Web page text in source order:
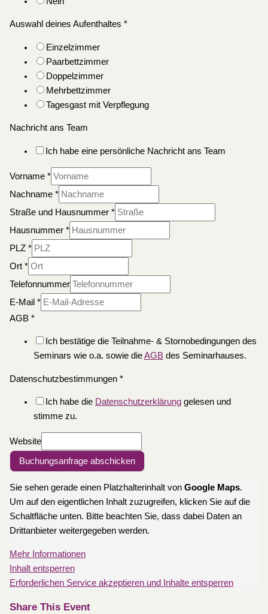
Auswahl deines Aufenthaltes *
Einzelzimmer
Paarbettzimmer
Doppelzimmer
Mehrbettzimmer
Tagesgast mit Verpflegung
Nachricht ans Team
Ich habe eine persönliche Nachricht ans Team
Vorname *
Nachname *
Straße und Hausnummer *
Hausnummer *
PLZ *
Ort *
Telefonnummer
E-Mail *
AGB *
Ich bestätige die Teilnahme- & Stornobedingungen des
Seminars wie o.a. sowie dieAGBdes Seminarhauses.
Datenschutzbestimmungen *
Ich habe die Datenschutzerklärunggelesen und
stimme zu.
Website
Buchungsanfrage abschicken
Sie sehen gerade einen Platzhalterinhalt von Google Maps.
Um auf den eigentlichen Inhalt zuzugreifen, klicken Sie auf die
Schaltfläche unten. Bitte beachten Sie, dass dabei Daten an
Drittanbieter weitergegeben werden.
Mehr Informationen
Inhalt entsperren
Erforderlichen Service akzeptieren und Inhalte entsperren
Share This Event